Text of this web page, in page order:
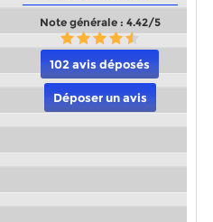
Note générale : 4.42/5
102 avis déposés
Déposer un avis